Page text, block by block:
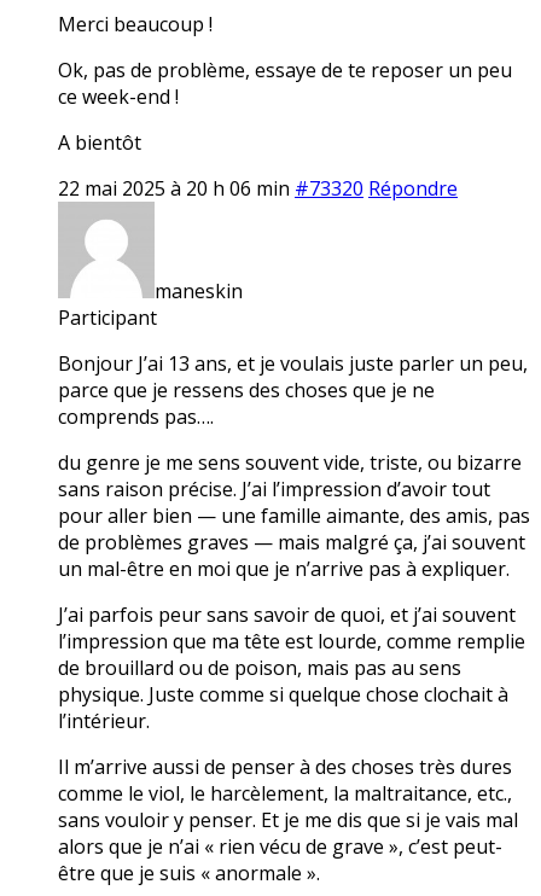
Merci beaucoup !
Ok, pas de problème, essaye de te reposer un peu
ce week-end !
A bientôt
22 mai 2025 à 20 h 06 min #73320 Répondre
maneskin
Participant
Bonjour J’ai 13 ans, et je voulais juste parler un peu,
parce que je ressens des choses que je ne
comprends pas….
du genre je me sens souvent vide, triste, ou bizarre
sans raison précise. J’ai l’impression d’avoir tout
pour aller bien — une famille aimante, des amis, pas
de problèmes graves — mais malgré ça, j’ai souvent
un mal-être en moi que je n’arrive pas à expliquer.
J’ai parfois peur sans savoir de quoi, et j’ai souvent
l’impression que ma tête est lourde, comme remplie
de brouillard ou de poison, mais pas au sens
physique. Juste comme si quelque chose clochait à
l’intérieur.
Il m’arrive aussi de penser à des choses très dures
comme le viol, le harcèlement, la maltraitance, etc.,
sans vouloir y penser. Et je me dis que si je vais mal
alors que je n’ai « rien vécu de grave », c’est peut-
être que je suis « anormale ».